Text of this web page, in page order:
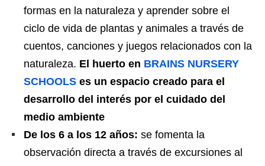
formas en la naturaleza y aprender sobre el
ciclo de vida de plantas y animales a través de
cuentos, canciones y juegos relacionados con la
naturaleza. El huerto en BRAINS NURSERY
SCHOOLS es un espacio creado para el
desarrollo del interés por el cuidado del
medio ambiente
De los 6 a los 12 años: se fomenta la
observación directa a través de excursiones al